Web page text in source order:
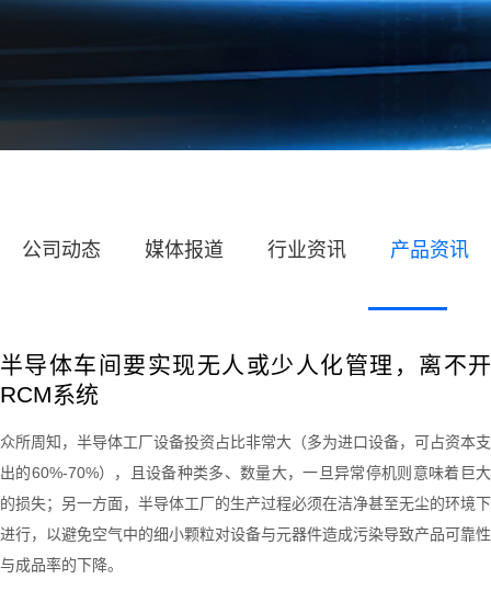
公司动态 媒体报道 行业资讯 产品资讯
半导体车间要实现无人或少人化管理，离不开
RCM系统
众所周知，半导体工厂设备投资占比非常大（多为进口设备，可占资本支
出的60%-70%），且设备种类多、数量大，一旦异常停机则意味着巨大
的损失；另一方面，半导体工厂的生产过程必须在洁净甚至无尘的环境下
进行，以避免空气中的细小颗粒对设备与元器件造成污染导致产品可靠性
与成品率的下降。